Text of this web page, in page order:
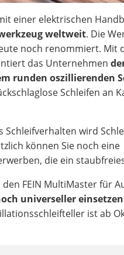
einer elektrischen
weltweit. Die
noch renommiert. Mit
das Unternehmen
runden oszillierenden
Schleifen an
Schleifverhalten wird
können Sie noch eine
die ein
FEIN MultiMaster für
universeller einsetzen
ist ab